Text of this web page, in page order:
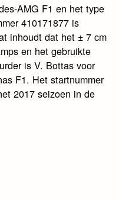
AMG F1 en het type
410171877 is
inhoudt dat het ± 7 cm
en het gebruikte
is V. Bottas voor
F1. Het startnummer
2017 seizoen in de